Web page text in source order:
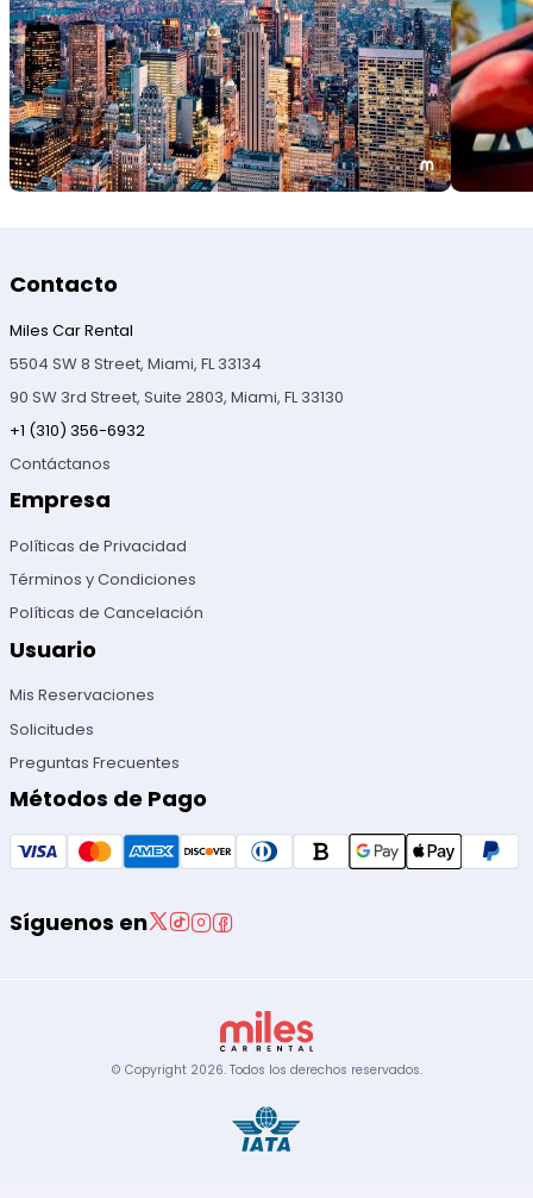
Contacto
Miles Car Rental
5504 SW 8 Street, Miami, FL 33134
90 SW 3rd Street, Suite 2803, Miami, FL 33130
+1 (310) 356-6932
Contáctanos
Empresa
Políticas de Privacidad
Términos y Condiciones
Políticas de Cancelación
Usuario
Mis Reservaciones
Solicitudes
Preguntas Frecuentes
Métodos de Pago
Síguenos en
© Copyright 2026. Todos los derechos reservados.